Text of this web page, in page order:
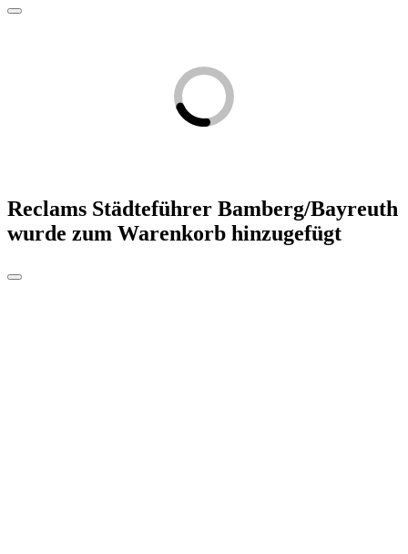
Reclams Städteführer Bamberg/Bayreuth
wurde zum Warenkorb hinzugefügt